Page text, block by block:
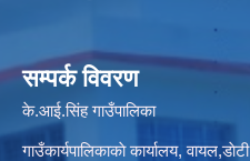
सम्पर्क विवरण
के.आई.सिंह गाउँपालिका
गाउँकार्यपालिकाकाे कार्यालय, वायल,डाेटी